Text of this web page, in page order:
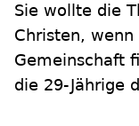
Sie wollte die
Christen,
Gemeinschaft
die 29-Jährige